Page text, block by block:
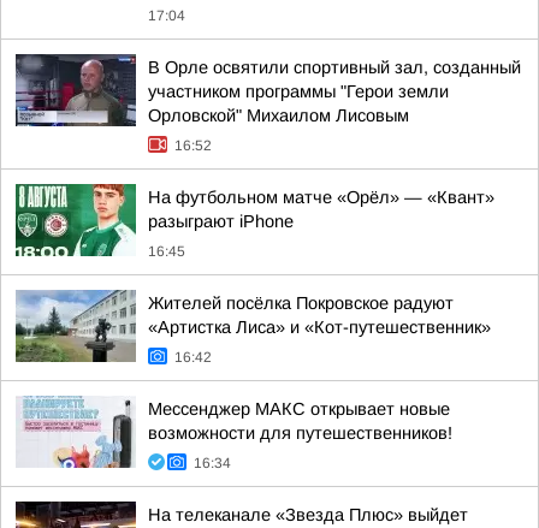
17:04
В Орле освятили спортивный зал, созданный
участником программы "Герои земли
Орловской" Михаилом Лисовым
16:52
На футбольном матче «Орёл» — «Квант»
разыграют iPhone
16:45
Жителей посёлка Покровское радуют
«Артистка Лиса» и «Кот-путешественник»
16:42
Мессенджер МАКС открывает новые
возможности для путешественников!
16:34
На телеканале «Звезда Плюс» выйдет